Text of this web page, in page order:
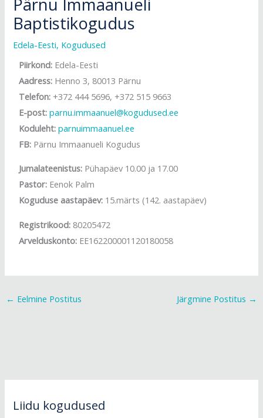
Baptistikogudus
Edela-Eesti, Kogudused
Piirkond: Edela-Eesti
Aadress: Henno 3, 80013 Pärnu
Telefon: +372 444 5696, +372 515 9663
E-post: parnu.immaanuel@kogudused.ee
Koduleht: parnuimmaanuel.ee
FB: Pärnu Immaanueli Kogudus
Jumalateenistus: Pühapäev 10.00 ja 17.00
Pastor: Eenok Palm
Koguduse aastapäev: 15.märts (142. aastapäev)
Registrikood: 80205472
Arvelduskonto: EE162200001120180058
← Eelmine Postitus Järgmine Postitus →
Liidu kogudused